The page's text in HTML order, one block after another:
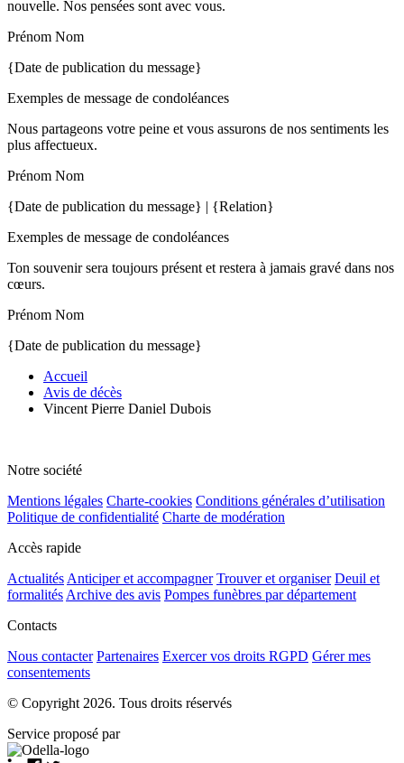
nouvelle. Nos pensées sont avec vous.
Prénom Nom
{Date de publication du message}
Exemples de message de condoléances
Nous partageons votre peine et vous assurons de nos sentiments les
plus affectueux.
Prénom Nom
{Date de publication du message} | {Relation}
Exemples de message de condoléances
Ton souvenir sera toujours présent et restera à jamais gravé dans nos
cœurs.
Prénom Nom
{Date de publication du message}
Accueil
Avis de décès
Vincent Pierre Daniel Dubois
Notre société
Mentions légales Charte-cookies Conditions générales d’utilisation
Politique de confidentialité Charte de modération
Accès rapide
Actualités Anticiper et accompagner Trouver et organiser Deuil et
formalités Archive des avis Pompes funèbres par département
Contacts
Nous contacter Partenaires Exercer vos droits RGPD Gérer mes
consentements
© Copyright 2026. Tous droits réservés
Service proposé par